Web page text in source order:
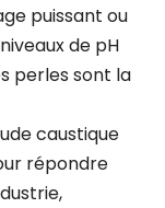
puissant ou
de pH
perles sont la
caustique
répondre